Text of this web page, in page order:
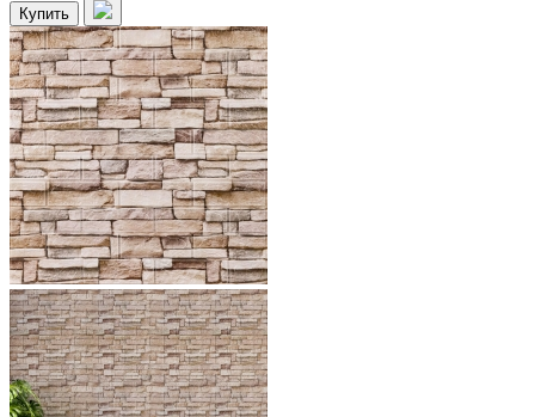
Купить